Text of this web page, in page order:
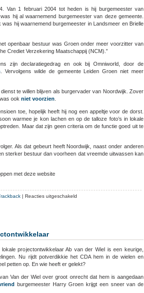
Van 1 februari 2004 tot heden is hij burgemeester van
hij al waarnemend burgemeester van deze gemeente.
hij waarnemend burgemeester in Landsmeer en Brielle
openbaar bestuur was Groen onder meer voorzitter van
Crediet Verzekering Maatschappij (NCM).”
zijn declaratiegedrag en ook bij Omniworld, door de
. Vervolgens wilde de gemeente Leiden Groen niet meer
te willen blijven als burgervader van Noordwijk. Zover
ook niet voorzien
toe, hopelijk heeft hij nog een appeltje voor de dorst.
warmee je kon lachen en op de talloze foto’s in lokale
Maar dat zijn geen criteria om de functie goed uit te
Als dat gebeurt heeft Noordwijk, naast onder anderen
sterker bestuur dan voorheen dat vreemde uitwassen kan
met deze website
| Reacties uitgeschakeld
projectontwikkelaar Ab van der Wiel is een keurige,
Nu rijdt potverdikkie het CDA hem in de wielen en
petten op. En wie heeft er gelekt?
Van der Wiel over groot onrecht dat hem is aangedaan
burgemeester Harry Groen krijgt een sneer van de